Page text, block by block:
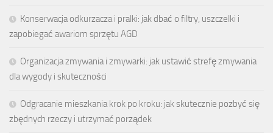
Konserwacja odkurzacza i pralki: jak dbać o filtry, uszczelki i
zapobiegać awariom sprzętu AGD
Organizacja zmywania i zmywarki: jak ustawić strefę zmywania
dla wygody i skuteczności
Odgracanie mieszkania krok po kroku: jak skutecznie pozbyć się
zbędnych rzeczy i utrzymać porządek